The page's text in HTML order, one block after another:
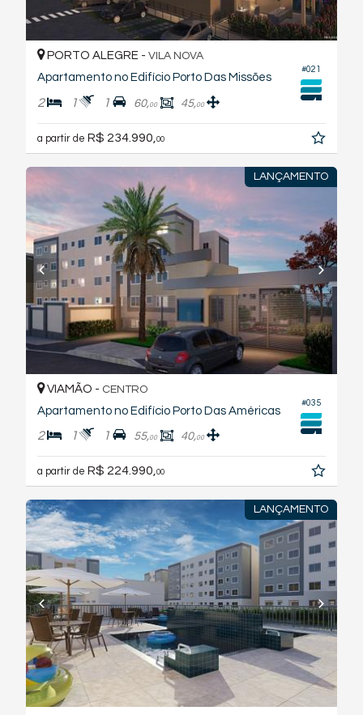
#021
PORTO ALEGRE - VILA NOVA
Apartamento no Edifício Porto Das Missões
2 1 1 60,00 45,00
a partir de R$ 234.990, 00
LANÇAMENTO
#035
VIAMÃO - CENTRO
Apartamento no Edifício Porto Das Américas
2 1 1 55,00 40,00
a partir de R$ 224.990, 00
LANÇAMENTO